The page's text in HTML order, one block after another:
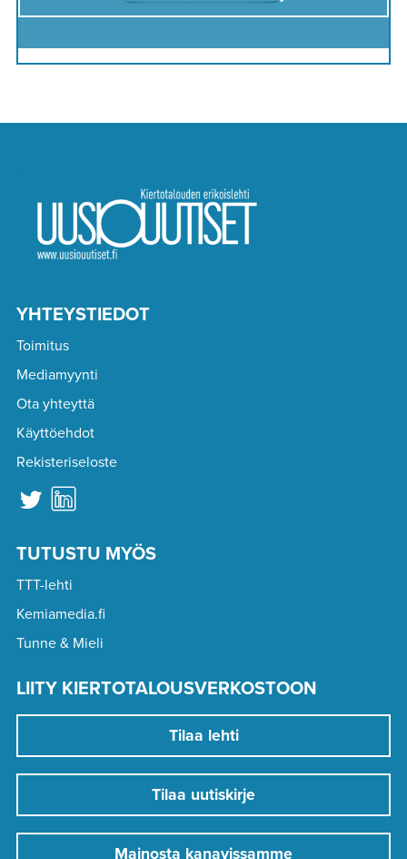
YHTEYSTIEDOT
Toimitus
Mediamyynti
Ota yhteyttä
Käyttöehdot
Rekisteriseloste
TUTUSTU MYÖS
TTT-lehti
Kemiamedia.fi
Tunne & Mieli
LIITY KIERTOTALOUSVERKOSTOON
Tilaa lehti
Tilaa uutiskirje
Mainosta kanavissamme